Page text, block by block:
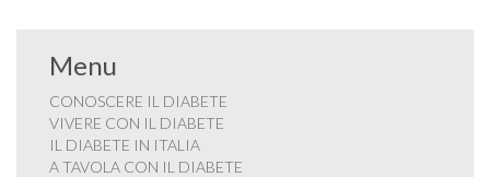
Menu
CONOSCERE IL DIABETE
VIVERE CON IL DIABETE
IL DIABETE IN ITALIA
A TAVOLA CON IL DIABETE